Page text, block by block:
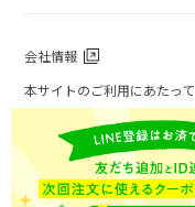
会社情報
本サイトのご利用にあたって
個人情報保護方針
個人情報取扱について
特定商取引法に基づく表記